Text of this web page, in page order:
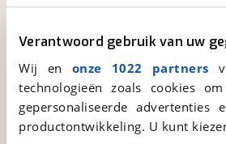
Verantwoord gebruik van uw
Wij en onze 1022 partners
technologieën zoals cookies
gepersonaliseerde
productontwikkeling. U kunt
viaBOVAG.nl app
Altijd het meest recente aanbod bij
Download 'm nu.